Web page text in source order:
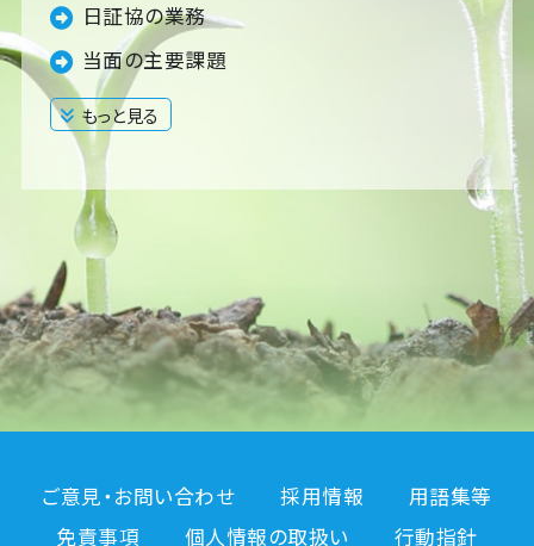
日証協の業務
当面の主要課題
もっと見る
閉じる
ご意見・お問い合わせ 採用情報
用語集等
免責事項
個人情報の取扱い 行動指針